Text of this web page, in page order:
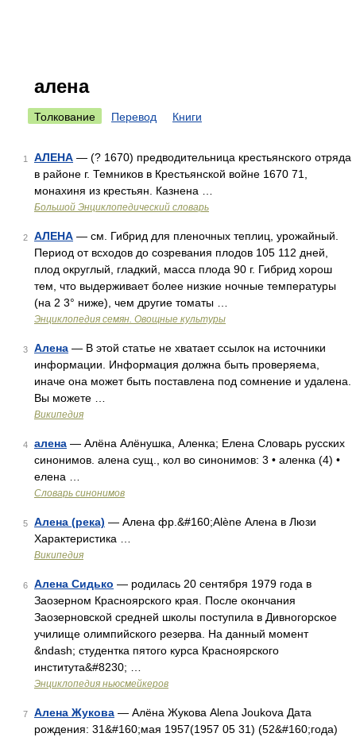
алена
Толкование Перевод Книги
1 АЛЕНА — (? 1670) предводительница крестьянского отряда
в районе г. Темников в Крестьянской войне 1670 71,
монахиня из крестьян. Казнена …
Большой Энциклопедический словарь
2 АЛЕНА — см. Гибрид для пленочных теплиц, урожайный.
Период от всходов до созревания плодов 105 112 дней,
плод округлый, гладкий, масса плода 90 г. Гибрид хорош
тем, что выдерживает более низкие ночные температуры
(на 2 3° ниже), чем другие томаты …
Энциклопедия семян. Овощные культуры
3 Алена — В этой статье не хватает ссылок на источники
информации. Информация должна быть проверяема,
иначе она может быть поставлена под сомнение и удалена.
Вы можете …
Википедия
4 алена — Алёна Алёнушка, Аленка; Елена Словарь русских
синонимов. алена сущ., кол во синонимов: 3 • аленка (4) •
елена …
Словарь синонимов
5 Алена (река) — Алена фр.&#160;Alène Алена в Люзи
Характеристика …
Википедия
6 Алена Сидько — родилась 20 сентября 1979 года в
Заозерном Красноярского края. После окончания
Заозерновской средней школы поступила в Дивногорское
училище олимпийского резерва. На данный момент
&ndash; студентка пятого курса Красноярского
института&#8230; …
Энциклопедия ньюсмейкеров
7 Алена Жукова — Алёна Жукова Alena Joukova Дата
рождения: 31&#160;мая 1957(1957 05 31) (52&#160;года)